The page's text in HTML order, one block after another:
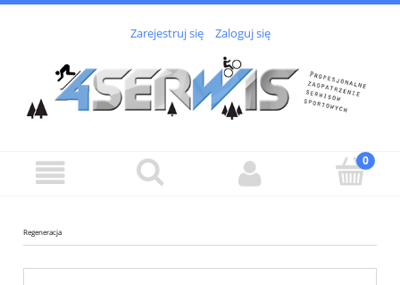
Zarejestruj się Zaloguj się
Regeneracja